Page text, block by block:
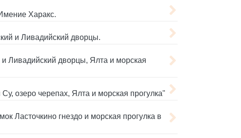
Харакс.
и Ливадийский дворцы.
Ливадийский дворцы, Ялта и морская
озеро черепах, Ялта и морская прогулка"
Ласточкино гнездо и морская прогулка в